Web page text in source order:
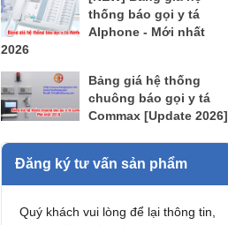
thống báo gọi y tá
AIphone - Mới nhất
2026
Bảng giá hệ thống
chuông báo gọi y tá
Commax [Update 2026]
Đăng ký tư vấn sản phẩm
Quý khách vui lòng để lại thông tin,